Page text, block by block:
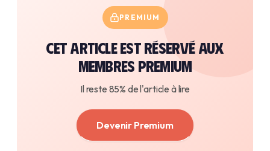
PREMIUM
Cet article est réservé aux
membres premium
Il reste 85% de l'article à lire
Devenir Premium